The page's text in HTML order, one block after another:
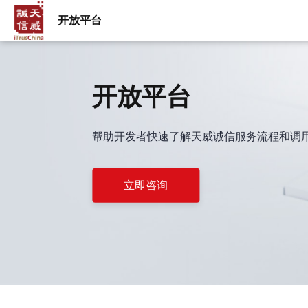
开放平台
开放平台
帮助开发者快速了解天威诚信服务流程和调
立即咨询